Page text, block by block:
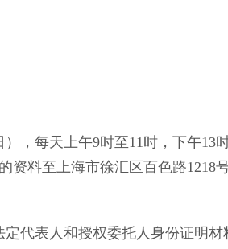
，每天上午9时至11时，下午13
资料至上海市徐汇区百色路1218
表人和授权委托人身份证明材